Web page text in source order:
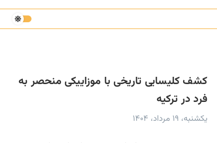
کشف کلیسایی تاریخی با موزاییکی منحصر به
فرد در ترکیه
یکشنبه، ۱۹ مرداد، ۱۴۰۴